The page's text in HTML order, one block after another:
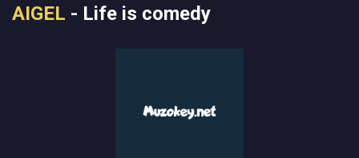
AIGEL - Life is comedy